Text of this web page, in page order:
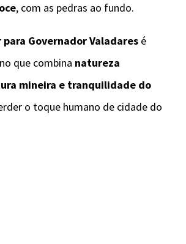
, com as pedras ao fundo.
Governador Valadares é
que combina natureza
mineira e tranquilidade do
o toque humano de cidade do